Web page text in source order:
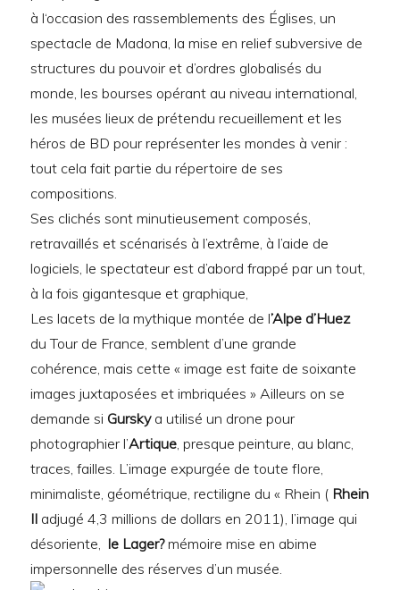
à l‘occasion des rassemblements des Églises, un
spectacle de Madona, la mise en relief subversive de
structures du pouvoir et d’ordres globalisés du
monde, les bourses opérant au niveau international,
les musées lieux de prétendu recueillement et les
héros de BD pour représenter les mondes à venir :
tout cela fait partie du répertoire de ses
compositions.
Ses clichés sont minutieusement composés,
retravaillés et scénarisés à l’extrême, à l’aide de
logiciels, le spectateur est d’abord frappé par un tout,
à la fois gigantesque et graphique,
Les lacets de la mythique montée de l’Alpe d’Huez
du Tour de France, semblent d’une grande
cohérence, mais cette « image est faite de soixante
images juxtaposées et imbriquées » Ailleurs on se
demande si Gurskya utilisé un drone pour
photographier l’Artique, presque peinture, au blanc,
traces, failles. L’image expurgée de toute flore,
minimaliste, géométrique, rectiligne du « Rhein ( Rhein
II adjugé 4,3 millions de dollars en 2011), l’image qui
désoriente, le Lager?mémoire mise en abime
impersonnelle des réserves d’un musée.